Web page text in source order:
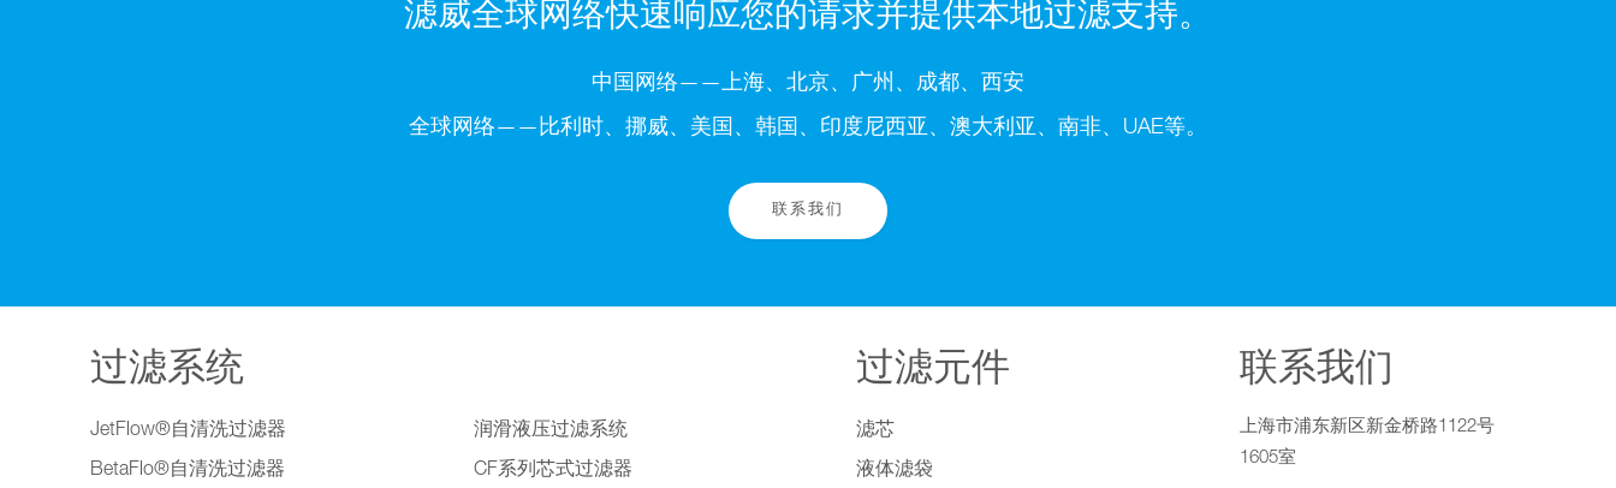
滤威全球网络快速响应您的请求并提供本地过滤支持。
中国网络——上海、北京、广州、成都、西安
全球网络——比利时、挪威、美国、韩国、印度尼西亚、澳大利亚、南非、UAE等。
联系我们
过滤系统
JetFlow®自清洗过滤器
BetaFlo®自清洗过滤器
润滑液压过滤系统
CF系列芯式过滤器
过滤元件
滤芯
液体滤袋
联系我们
上海市浦东新区新金桥路1122号
1605室